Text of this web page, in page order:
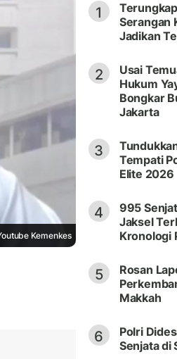
Kemenkes
1
Serangan
Jadikan
2
Usai
Hukum
Bongkar
Jakarta
3
Tempati
Elite 2026
4
995
Jaksel
Kronologi
5
Rosan
Makkah
6
Polri
Senjata di